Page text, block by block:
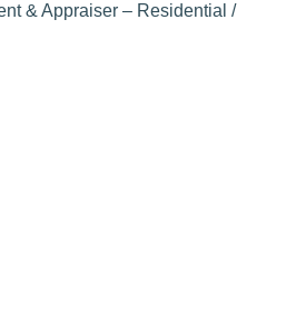
& Appraiser – Residential /